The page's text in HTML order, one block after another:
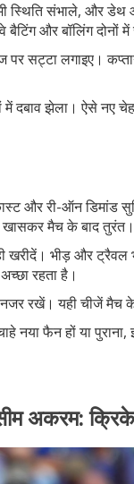
स्थिति संभाले, और
और बॉलिंग दोनों
सट्टा लगाइए।
दबाव झेला। ऐसे नए
और री-ऑन डिमांड
खासकर मैच के बाद तुरंत।
खरीदें। भीड़ और
रहता है।
नजर रखें। यही चीजें मैच
फैन हों या पुराना,
अकरम: